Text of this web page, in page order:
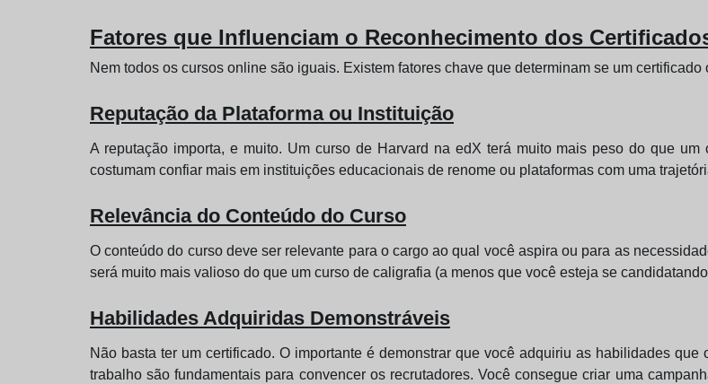
Fatores que Influenciam o Reconhecimento dos
Nem todos os cursos online são iguais. Existem fatores chave que determinam se um
Reputação da Plataforma ou Instituição
A reputação importa, e muito. Um curso de Harvard na edX terá muito mais peso do que
costumam confiar mais em instituições educacionais de renome ou plataformas com uma
Relevância do Conteúdo do Curso
O conteúdo do curso deve ser relevante para o cargo ao qual você aspira ou para as
será muito mais valioso do que um curso de caligrafia (a menos que você esteja se
Habilidades Adquiridas Demonstráveis
Não basta ter um certificado. O importante é demonstrar que você adquiriu as habilidades
trabalho são fundamentais para convencer os recrutadores. Você consegue criar uma